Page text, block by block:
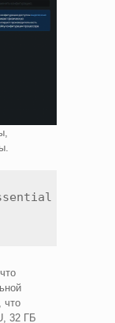
git curl
что
32 ГБ